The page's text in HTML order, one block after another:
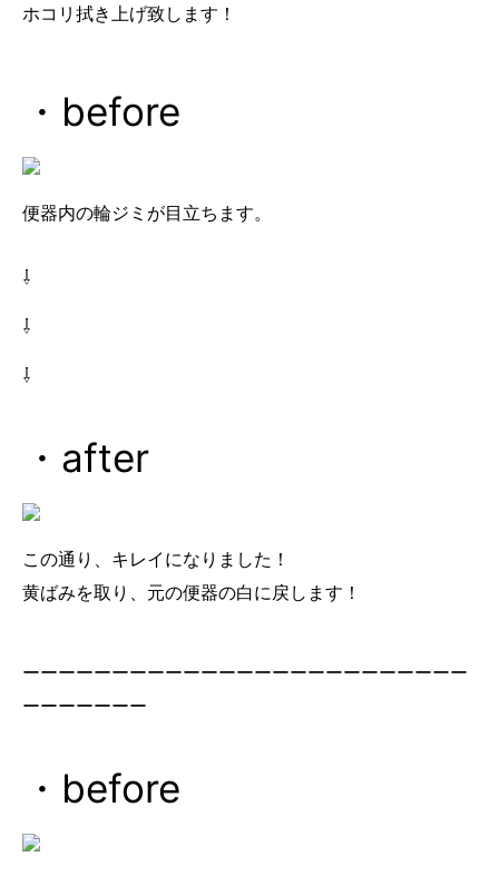
ホコリ拭き上げ致します！
・before
便器内の輪ジミが目立ちます。
⇩
⇩
⇩
・after
この通り、キレイになりました！
黄ばみを取り、元の便器の白に戻します！
ーーーーーーーーーーーーーーーーーーーーーーーーー
ーーーーーーー
・before